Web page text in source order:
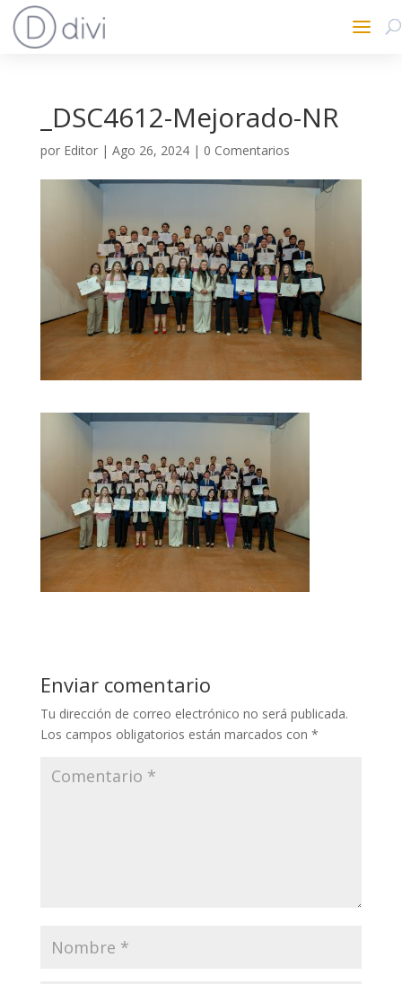
_DSC4612-Mejorado-NR
por Editor| Ago 26, 2024| 0 Comentarios
Enviar comentario
Tu dirección de correo electrónico no será publicada.
Los campos obligatorios están marcados con *